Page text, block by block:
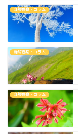
自然観察・コラム
自然観察・コラム
自然観察・コラム